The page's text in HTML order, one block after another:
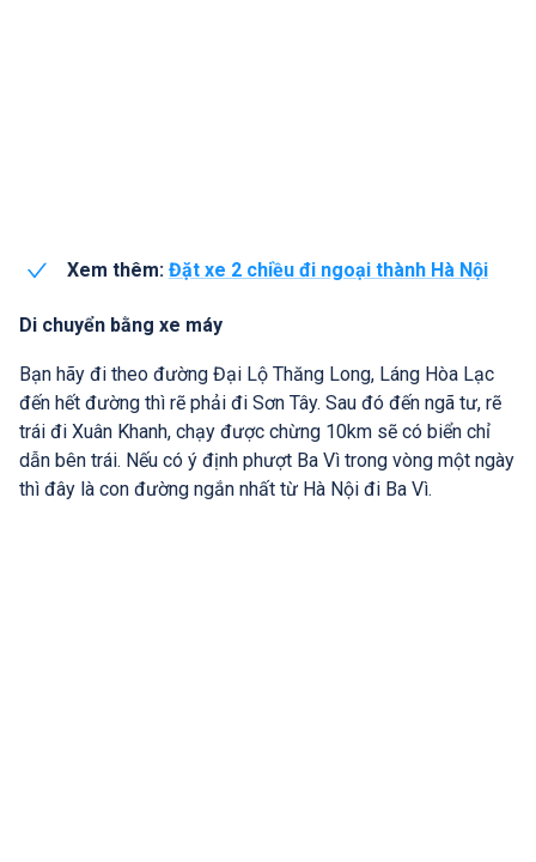
Xem thêm: Đặt xe 2 chiều đi ngoại thành Hà Nội
Di chuyển bằng xe máy
Bạn hãy đi theo đường Đại Lộ Thăng Long, Láng Hòa Lạc
đến hết đường thì rẽ phải đi Sơn Tây. Sau đó đến ngã tư, rẽ
trái đi Xuân Khanh, chạy được chừng 10km sẽ có biển chỉ
dẫn bên trái. Nếu có ý định phượt Ba Vì trong vòng một ngày
thì đây là con đường ngắn nhất từ Hà Nội đi Ba Vì.